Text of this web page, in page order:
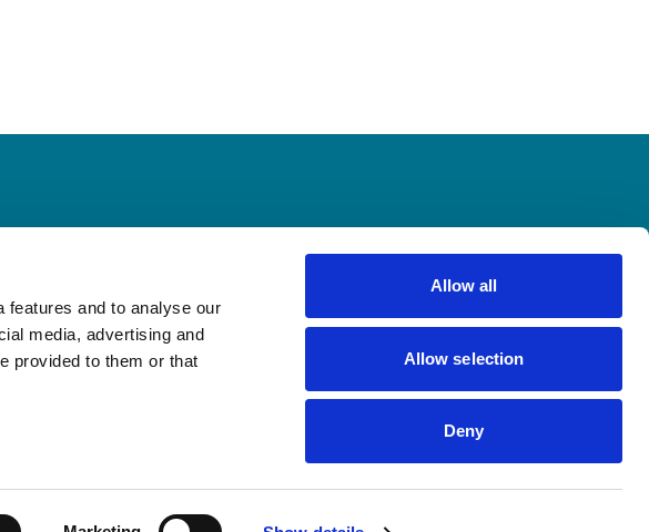
features and to analyse our
media, advertising and
provided to them or that
Allow all
Allow selection
Deny
den Newsletter